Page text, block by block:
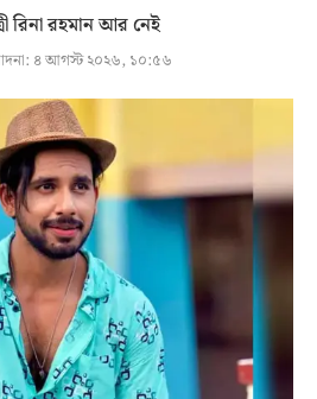
রিনা রহমান আর নেই
৪ আগস্ট ২০২৬, ১০:৫৬